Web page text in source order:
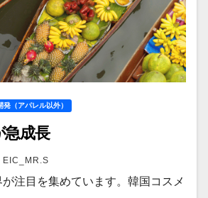
発（アパレル以外）
急成長
EIC_MR.S
注目を集めています。韓国コスメ